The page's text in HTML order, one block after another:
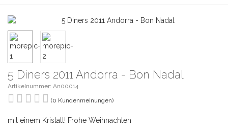
5 Diners 2011 Andorra - Bon Nadal
Artikelnummer: An00014
(0 Kundenmeinungen)
mit einem Kristall! Frohe Weihnachten